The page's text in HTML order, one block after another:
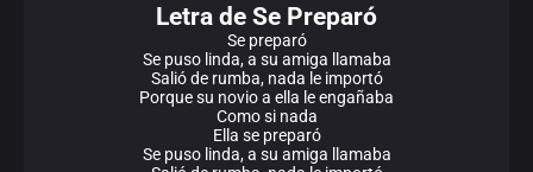
Letra de Se Preparó
Se preparó
Se puso linda, a su amiga llamaba
Salió de rumba, nada le importó
Porque su novio a ella le engañaba
Como si nada
Ella se preparó
Se puso linda, a su amiga llamaba